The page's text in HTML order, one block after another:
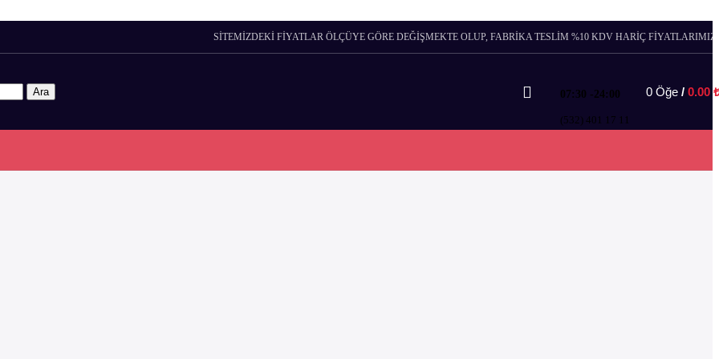
SİTEMİZDEKİ FİYATLAR ÖLÇÜYE GÖRE DEĞİŞMEKTE OLUP, FABRİKA TESLİM %10 KDV HARİÇ
Ara 07:30 -24:00
(532) 401 17 11
0 Öğe / 0.00